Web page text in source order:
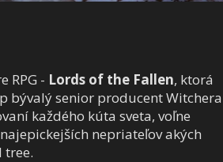
RPG - Lords of the Fallen, ktorá
bývalý senior producent Witchera
každého kúta sveta, voľne
nepriateľov akých
tree.